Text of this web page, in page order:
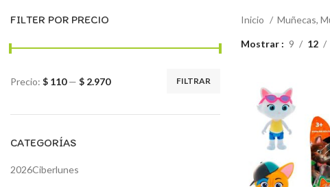
FILTER POR PRECIO
FILTRAR
Precio: $ 110— $ 2.970
CATEGORÍAS
2026Ciberlunes
Inicio Muñecas,
Mostrar 9 12